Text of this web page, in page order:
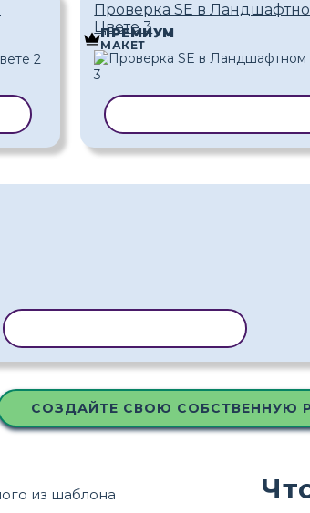
Проверка SE в
Цвете 3
ПРЕМИУМ
МАКЕТ
СОЗДАЙТЕ СВОЮ СОБСТВЕННУЮ